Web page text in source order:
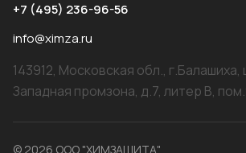
+7 (495) 236-96-56
info@ximza.ru
143912, Московская обл.,
Западная промзона, д.7, литер В,
© 2026 ООО "ХИМЗАЩИТА"